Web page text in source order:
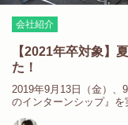
会社紹介
【2021年卒対象】
た！
2019年9月13日（金）、
のインターンシップ』